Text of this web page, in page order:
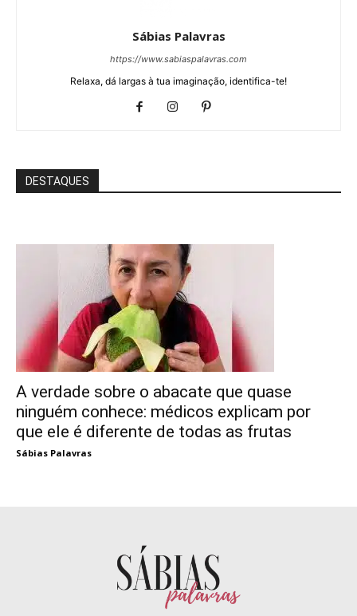
Sábias Palavras
https://www.sabiaspalavras.com
Relaxa, dá largas à tua imaginação, identifica-te!
DESTAQUES
A verdade sobre o abacate que quase
ninguém conhece: médicos explicam por
que ele é diferente de todas as frutas
Sábias Palavras